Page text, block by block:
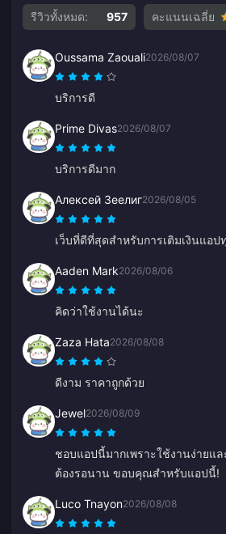
รีวิวทั้งหมด: 957 คะแนนเฉลี่ย
Oussama Zaouali2026/08/07
บริการดี
Prime Divas2026/08/07
บริการดีมาก
Алексей Зеелиг2026/08/05
เว็บที่ดีที่สุดสำหรับการเติมเงินแอป
Aaden Mark2026/08/06
คิดว่าใช้งานได้นะ
Zaza Hata2026/08/08
ดีงาม ราคาถูกด้วย
Jewel2026/08/09
ชอบแอปนี้มากเพราะใช้งานง่ายแ
ต้องรอนาน ขอบคุณสำหรับแอปนี้!
Luco Tnayon2026/08/08